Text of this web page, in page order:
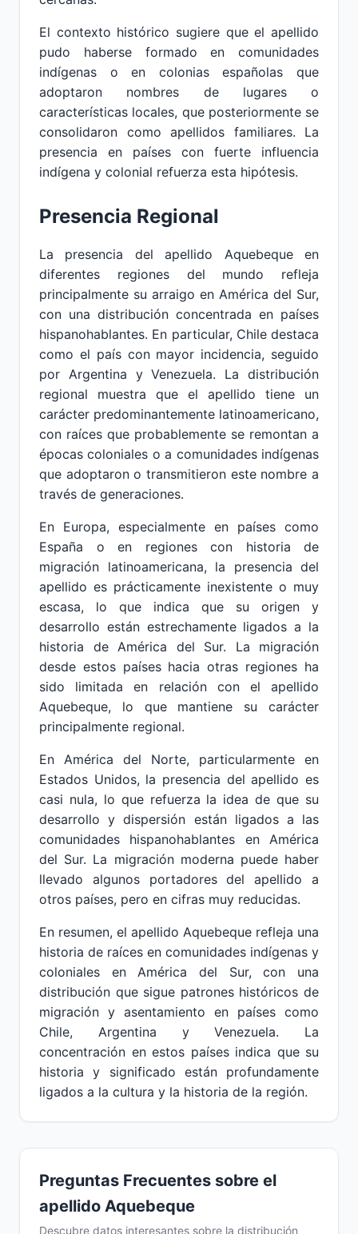
El contexto histórico sugiere que el apellido
pudo haberse formado en comunidades
indígenas o en colonias españolas que
adoptaron nombres de lugares o
características locales, que posteriormente se
consolidaron como apellidos familiares. La
presencia en países con fuerte influencia
indígena y colonial refuerza esta hipótesis.
Presencia Regional
La presencia del apellido Aquebeque en
diferentes regiones del mundo refleja
principalmente su arraigo en América del Sur,
con una distribución concentrada en países
hispanohablantes. En particular, Chile destaca
como el país con mayor incidencia, seguido
por Argentina y Venezuela. La distribución
regional muestra que el apellido tiene un
carácter predominantemente latinoamericano,
con raíces que probablemente se remontan a
épocas coloniales o a comunidades indígenas
que adoptaron o transmitieron este nombre a
través de generaciones.
En Europa, especialmente en países como
España o en regiones con historia de
migración latinoamericana, la presencia del
apellido es prácticamente inexistente o muy
escasa, lo que indica que su origen y
desarrollo están estrechamente ligados a la
historia de América del Sur. La migración
desde estos países hacia otras regiones ha
sido limitada en relación con el apellido
Aquebeque, lo que mantiene su carácter
principalmente regional.
En América del Norte, particularmente en
Estados Unidos, la presencia del apellido es
casi nula, lo que refuerza la idea de que su
desarrollo y dispersión están ligados a las
comunidades hispanohablantes en América
del Sur. La migración moderna puede haber
llevado algunos portadores del apellido a
otros países, pero en cifras muy reducidas.
En resumen, el apellido Aquebeque refleja una
historia de raíces en comunidades indígenas y
coloniales en América del Sur, con una
distribución que sigue patrones históricos de
migración y asentamiento en países como
Chile, Argentina y Venezuela. La
concentración en estos países indica que su
historia y significado están profundamente
ligados a la cultura y la historia de la región.
Preguntas Frecuentes sobre el
apellido Aquebeque
Descubre datos interesantes sobre la distribución